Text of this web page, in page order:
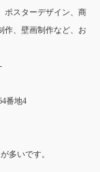
ポスターデザイン、商
作、壁画制作など、お
番地4
です。